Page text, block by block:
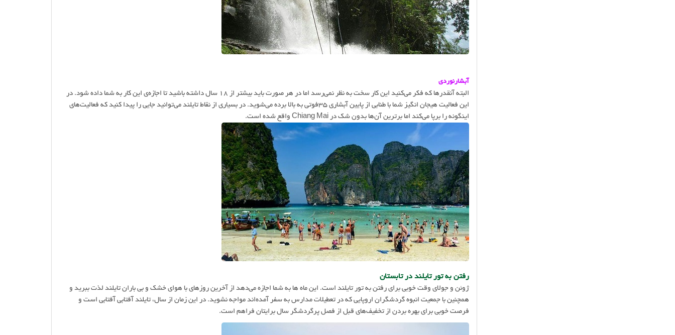
آبشارنوردی
البته آنقدرها که فکر می‌کنید این کار سخت به نظر نمی‌رسد اما در هر صورت باید بیشتر از ۱۸ سال داشته باشید تا اجازه‌ی این کار به شما داده شود. در
این فعالیت هیجان انگیز شما با طنابی از پایین آبشاری ۳۵فوتی به بالا برده می‌شوید. در بسیاری از نقاط تایلند می‌توانید جایی را پیدا کنید که فعالیت‌های
اینگونه را برپا می‌کند اما برترین آن‌ها بدون شک در Chiang Mai واقع شده است.
رفتن به تور تایلند در تابستان
ژوئن و جولای وقت خوبی برای رفتن به تور تایلند است. این ماه ها به شما اجازه می‌دهد از آخرین روزهای با هوای خشک و بی باران تایلند لذت ببرید و
همچنین با جمعیت انبوه گردشگران اروپایی که در تعطیلات مدارس به سفر آمده‌اند مواجه نشوید. در این زمان از سال، تایلند آفتابی آفتابی است و
فرصت خوبی برای بهره بردن از تخفیف‌های قبل از فصل پرگردشگر سال برایتان فراهم است.